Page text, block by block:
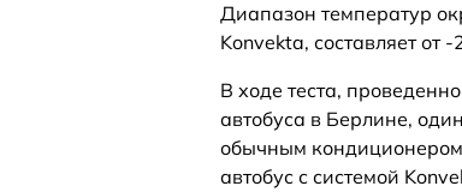
Диапазон температур
Konvekta, составляет от -
В ходе теста,
автобуса в Берлине,
обычным кондиционером
автобус с системой